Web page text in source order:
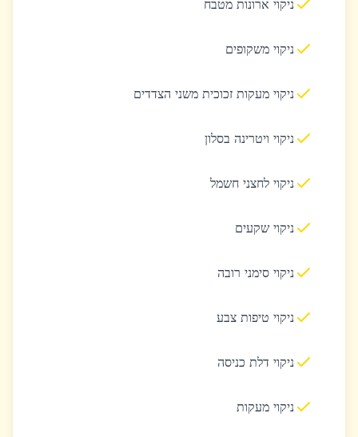
ניקוי ארונות מטבח
ניקוי משקופים
ניקוי מעקות זכוכית משני הצדדים
ניקוי ויטרינה בסלון
ניקוי לחצני חשמל
ניקוי שקעים
ניקוי סימני רובה
ניקוי טיפות צבע
ניקוי דלת כניסה
ניקוי מעקות